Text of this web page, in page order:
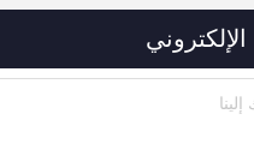
الإلكتروني